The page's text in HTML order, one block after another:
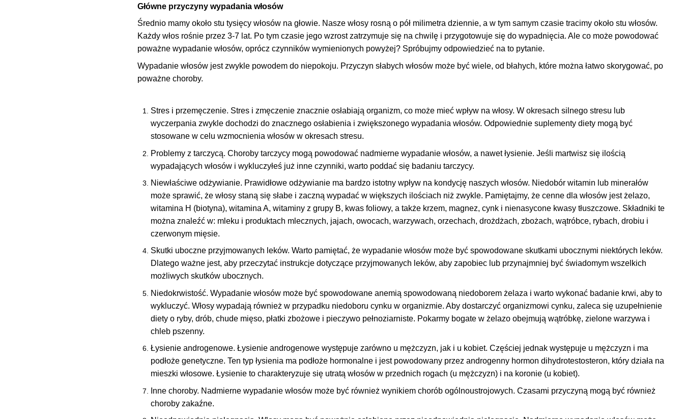
Główne przyczyny wypadania włosów
Średnio mamy około stu tysięcy włosów na głowie. Nasze włosy rosną o pół milimetra dziennie, a w tym samym czasie tracimy około stu włosów.
Każdy włos rośnie przez 3-7 lat. Po tym czasie jego wzrost zatrzymuje się na chwilę i przygotowuje się do wypadnięcia. Ale co może powodować
poważne wypadanie włosów, oprócz czynników wymienionych powyżej? Spróbujmy odpowiedzieć na to pytanie.
Wypadanie włosów jest zwykle powodem do niepokoju. Przyczyn słabych włosów może być wiele, od błahych, które można łatwo skorygować, po
poważne choroby.
Stres i przemęczenie. Stres i zmęczenie znacznie osłabiają organizm, co może mieć wpływ na włosy. W okresach silnego stresu lub
wyczerpania zwykle dochodzi do znacznego osłabienia i zwiększonego wypadania włosów. Odpowiednie suplementy diety mogą być
stosowane w celu wzmocnienia włosów w okresach stresu.
Problemy z tarczycą. Choroby tarczycy mogą powodować nadmierne wypadanie włosów, a nawet łysienie. Jeśli martwisz się ilością
wypadających włosów i wykluczyłeś już inne czynniki, warto poddać się badaniu tarczycy.
Niewłaściwe odżywianie. Prawidłowe odżywianie ma bardzo istotny wpływ na kondycję naszych włosów. Niedobór witamin lub minerałów
może sprawić, że włosy staną się słabe i zaczną wypadać w większych ilościach niż zwykle. Pamiętajmy, że cenne dla włosów jest żelazo,
witamina H (biotyna), witamina A, witaminy z grupy B, kwas foliowy, a także krzem, magnez, cynk i nienasycone kwasy tłuszczowe. Składniki te
można znaleźć w: mleku i produktach mlecznych, jajach, owocach, warzywach, orzechach, drożdżach, zbożach, wątróbce, rybach, drobiu i
czerwonym mięsie.
Skutki uboczne przyjmowanych leków. Warto pamiętać, że wypadanie włosów może być spowodowane skutkami ubocznymi niektórych leków.
Dlatego ważne jest, aby przeczytać instrukcje dotyczące przyjmowanych leków, aby zapobiec lub przynajmniej być świadomym wszelkich
możliwych skutków ubocznych.
Niedokrwistość. Wypadanie włosów może być spowodowane anemią spowodowaną niedoborem żelaza i warto wykonać badanie krwi, aby to
wykluczyć. Włosy wypadają również w przypadku niedoboru cynku w organizmie. Aby dostarczyć organizmowi cynku, zaleca się uzupełnienie
diety o ryby, drób, chude mięso, płatki zbożowe i pieczywo pełnoziarniste. Pokarmy bogate w żelazo obejmują wątróbkę, zielone warzywa i
chleb pszenny.
Łysienie androgenowe. Łysienie androgenowe występuje zarówno u mężczyzn, jak i u kobiet. Częściej jednak występuje u mężczyzn i ma
podłoże genetyczne. Ten typ łysienia ma podłoże hormonalne i jest powodowany przez androgenny hormon dihydrotestosteron, który działa na
mieszki włosowe. Łysienie to charakteryzuje się utratą włosów w przednich rogach (u mężczyzn) i na koronie (u kobiet).
Inne choroby. Nadmierne wypadanie włosów może być również wynikiem chorób ogólnoustrojowych. Czasami przyczyną mogą być również
choroby zakaźne.